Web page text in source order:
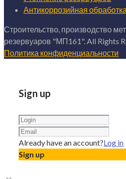
Антикоррозийная
Строительство, производство
резервуаров "МП161". All Rights
Политика конфиденциальности
Sign up
Already have an account?Log in
Sign up